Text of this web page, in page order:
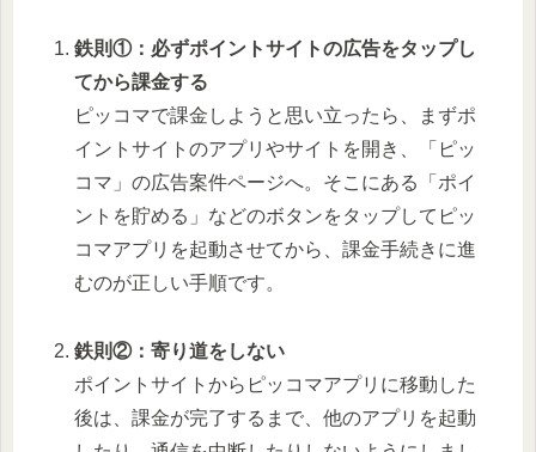
鉄則①：必ずポイントサイトの広告をタップし
てから課金する
ピッコマで課金しようと思い立ったら、まずポ
イントサイトのアプリやサイトを開き、「ピッ
コマ」の広告案件ページへ。そこにある「ポイ
ントを貯める」などのボタンをタップしてピッ
コマアプリを起動させてから、課金手続きに進
むのが正しい手順です。
鉄則②：寄り道をしない
ポイントサイトからピッコマアプリに移動した
後は、課金が完了するまで、他のアプリを起動